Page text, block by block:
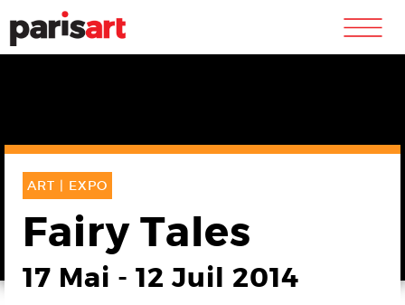
m
ART | EXPO
Fairy Tales
17 Mai - 12 Juil 2014